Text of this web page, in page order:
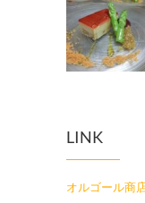
LINK
オルゴール商